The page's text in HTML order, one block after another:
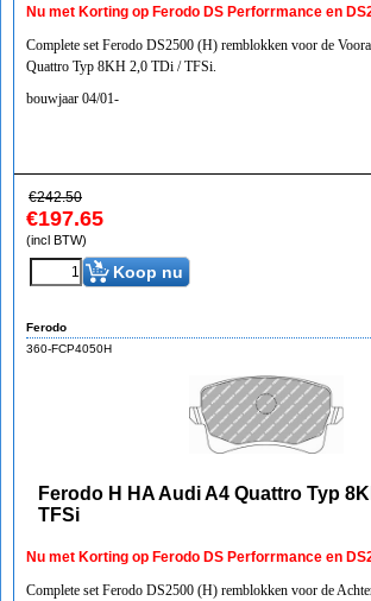
Nu met Korting op Ferodo DS Perforrmance en
Complete set Ferodo DS2500 (H) remblokken voor de
Quattro Typ 8KH 2,0 TDi / TFSi.
bouwjaar 04/01-
€242.50
€197.65
(incl BTW)
Koop nu
Ferodo
360-FCP4050H
Ferodo H HA Audi A4 Quattro Typ
TFSi
Nu met Korting op Ferodo DS Perforrmance en
Complete set Ferodo DS2500 (H) remblokken voor de